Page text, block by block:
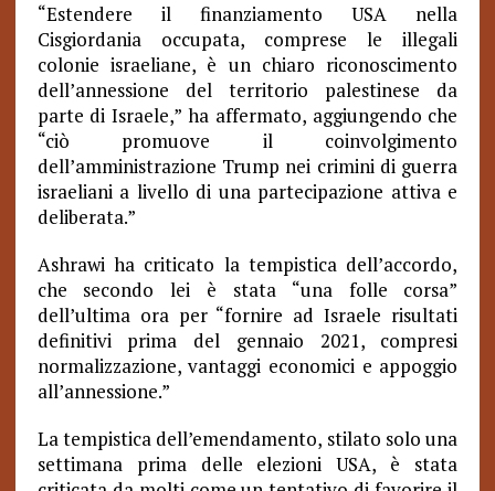
“Estendere il finanziamento USA nella
Cisgiordania occupata, comprese le illegali
colonie israeliane, è un chiaro riconoscimento
dell’annessione del territorio palestinese da
parte di Israele,” ha affermato, aggiungendo che
“ciò promuove il coinvolgimento
dell’amministrazione Trump nei crimini di guerra
israeliani a livello di una partecipazione attiva e
deliberata.”
Ashrawi ha criticato la tempistica dell’accordo,
che secondo lei è stata “una folle corsa”
dell’ultima ora per “fornire ad Israele risultati
definitivi prima del gennaio 2021, compresi
normalizzazione, vantaggi economici e appoggio
all’annessione.”
La tempistica dell’emendamento, stilato solo una
settimana prima delle elezioni USA, è stata